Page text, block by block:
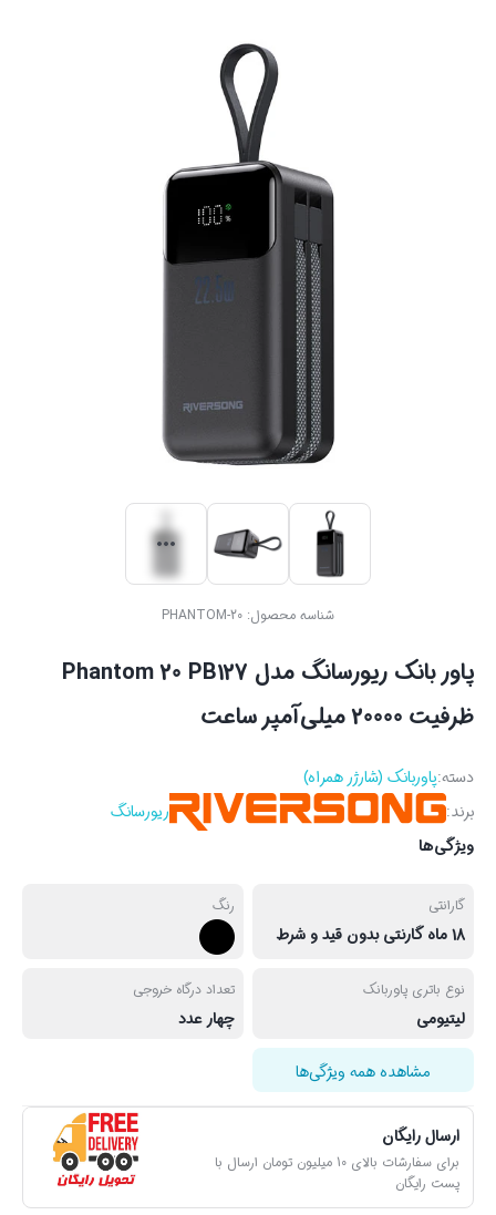
شناسه محصول: PHANTOM-20
پاور بانک ریورسانگ مدل Phantom 20 PB127
ظرفیت 20000 میلی‌آمپر ساعت
دسته:پاوربانک (شارژر همراه)
برند:
ریورسانگ
ویژگی‌ها
گارانتی
18 ماه گارنتی بدون قید و شرط
رنگ
نوع باتری پاوربانک
لیتیومی
تعداد درگاه خروجی
چهار عدد
مشاهده همه ویژگی‌ها
ارسال رایگان
برای سفارشات بالای 10 میلیون تومان ارسال با
پست رایگان